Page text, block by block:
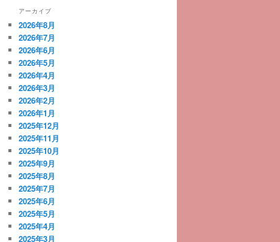
アーカイブ
2026年8月
2026年7月
2026年6月
2026年5月
2026年4月
2026年3月
2026年2月
2026年1月
2025年12月
2025年11月
2025年10月
2025年9月
2025年8月
2025年7月
2025年6月
2025年5月
2025年4月
2025年3月